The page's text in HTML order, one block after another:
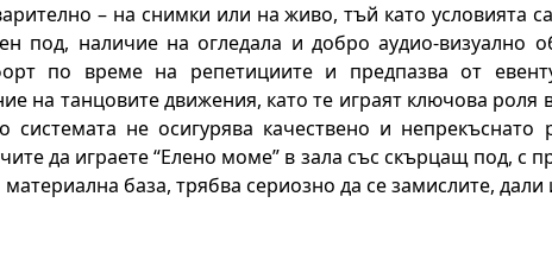
– на снимки или на живо, тъй като условията
под, наличие на огледала и добро аудио-визуално
по време на репетициите и предпазва от
на танцовите движения, като те играят ключова роля
не осигурява качествено и непрекъснато
да играете “Елено моме” в зала със скърцащ под, с
база, трябва сериозно да се замислите,